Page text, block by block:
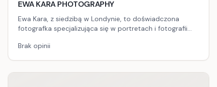
EWA KARA PHOTOGRAPHY
Ewa Kara, z siedzibą w Londynie, to doświadczona
fotografka specjalizująca się w portretach i fotografii
podkreślają indywidualność i piękno każdego klienta.
Brak opinii